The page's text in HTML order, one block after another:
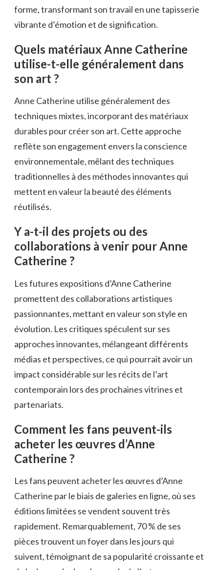
forme, transformant son travail en une tapisserie
vibrante d’émotion et de signification.
Quels matériaux Anne Catherine
utilise-t-elle généralement dans
son art ?
Anne Catherine utilise généralement des
techniques mixtes, incorporant des matériaux
durables pour créer son art. Cette approche
reflète son engagement envers la conscience
environnementale, mêlant des techniques
traditionnelles à des méthodes innovantes qui
mettent en valeur la beauté des éléments
réutilisés.
Y a-t-il des projets ou des
collaborations à venir pour Anne
Catherine ?
Les futures expositions d’Anne Catherine
promettent des collaborations artistiques
passionnantes, mettant en valeur son style en
évolution. Les critiques spéculent sur ses
approches innovantes, mélangeant différents
médias et perspectives, ce qui pourrait avoir un
impact considérable sur les récits de l’art
contemporain lors des prochaines vitrines et
partenariats.
Comment les fans peuvent-ils
acheter les œuvres d’Anne
Catherine ?
Les fans peuvent acheter les œuvres d’Anne
Catherine par le biais de galeries en ligne, où ses
éditions limitées se vendent souvent très
rapidement. Remarquablement, 70 % de ses
pièces trouvent un foyer dans les jours qui
suivent, témoignant de sa popularité croissante et